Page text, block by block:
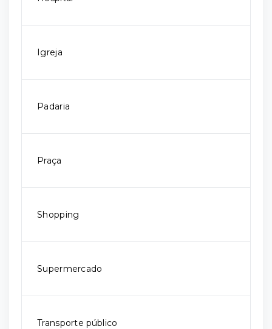
Igreja
Padaria
Praça
Shopping
Supermercado
Transporte público